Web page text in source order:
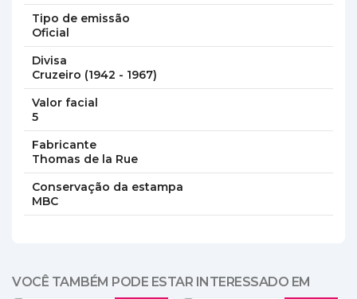
Tipo de emissão
Oficial
Divisa
Cruzeiro (1942 - 1967)
Valor facial
5
Fabricante
Thomas de la Rue
Conservação da estampa
MBC
VOCÊ TAMBÉM PODE ESTAR INTERESSADO EM